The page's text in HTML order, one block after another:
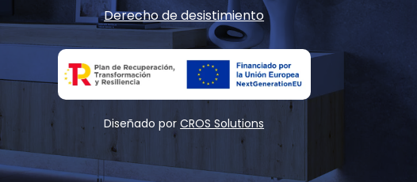
Derecho de desistimiento
Diseñado porCROS Solutions